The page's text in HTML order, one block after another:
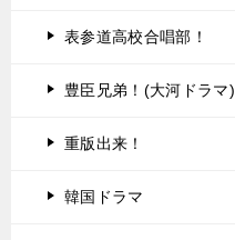
表参道高校合唱部！
豊臣兄弟！(大河ドラマ)
重版出来！
韓国ドラマ